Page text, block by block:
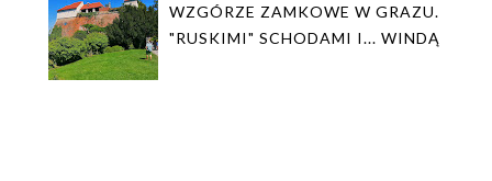
WZGÓRZE ZAMKOWE W GRAZU.
"RUSKIMI" SCHODAMI I... WINDĄ